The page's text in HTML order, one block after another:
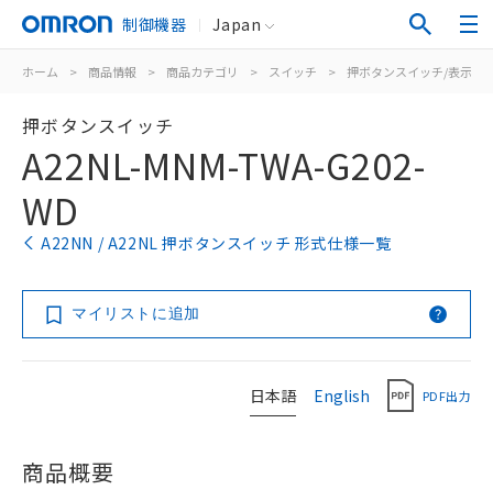
制御機器 Japan
ホーム > 商品情報 > 商品カテゴリ > スイッチ > 押ボタンスイッチ/表示灯
押ボタンスイッチ
A22NL-MNM-TWA-G202-
WD
A22NN / A22NL 押ボタンスイッチ 形式仕様一覧
マイリストに追加
日本語 English PDF出力
商品概要